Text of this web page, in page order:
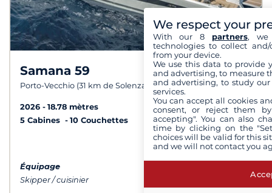
Samana 59
Porto-Vecchio (31 km de Solenzara)
9,4 / 10
2026
18.78 mètres
5 Cabines
10 Couchettes
à partir de 22 900 €
Équipage
Skipper / cuisinier
We respect your
With our 8 partners, we
technologies to collect
from your device.
We use this data to provide
and advertising, to measure
and advertising, to study
services.
You can accept all cookies
consent, or reject them
accepting". You can also
time by clicking on the
choices will be valid for this
and we will not contact you